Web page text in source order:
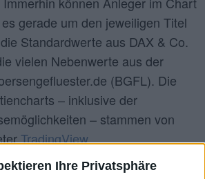
Ihre Privatsphäre
gerade um den jeweiligen Titel
Standardwerte aus DAX & Co.
vielen Nebenwerte aus der
(BGFL). Die
– inklusive der
– stammen von
TradingView.